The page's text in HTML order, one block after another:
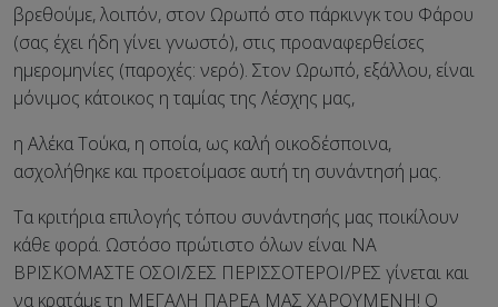
βρεθούμε, λοιπόν, στον Ωρωπό στο πάρκινγκ του Φάρου
(σας έχει ήδη γίνει γνωστό), στις προαναφερθείσες
ημερομηνίες (παροχές: νερό). Στον Ωρωπό, εξάλλου, είναι
μόνιμος κάτοικος η ταμίας της Λέσχης μας,
η Αλέκα Τούκα, η οποία, ως καλή οικοδέσποινα,
ασχολήθηκε και προετοίμασε αυτή τη συνάντησή μας.
Τα κριτήρια επιλογής τόπου συνάντησής μας ποικίλουν
κάθε φορά. Ωστόσο πρώτιστο όλων είναι ΝΑ
ΒΡΙΣΚΟΜΑΣΤΕ ΟΣΟΙ/ΣΕΣ ΠΕΡΙΣΣΟΤΕΡΟΙ/ΡΕΣ γίνεται και
να κρατάμε τη ΜΕΓΑΛΗ ΠΑΡΕΑ ΜΑΣ ΧΑΡΟΥΜΕΝΗ! Ο